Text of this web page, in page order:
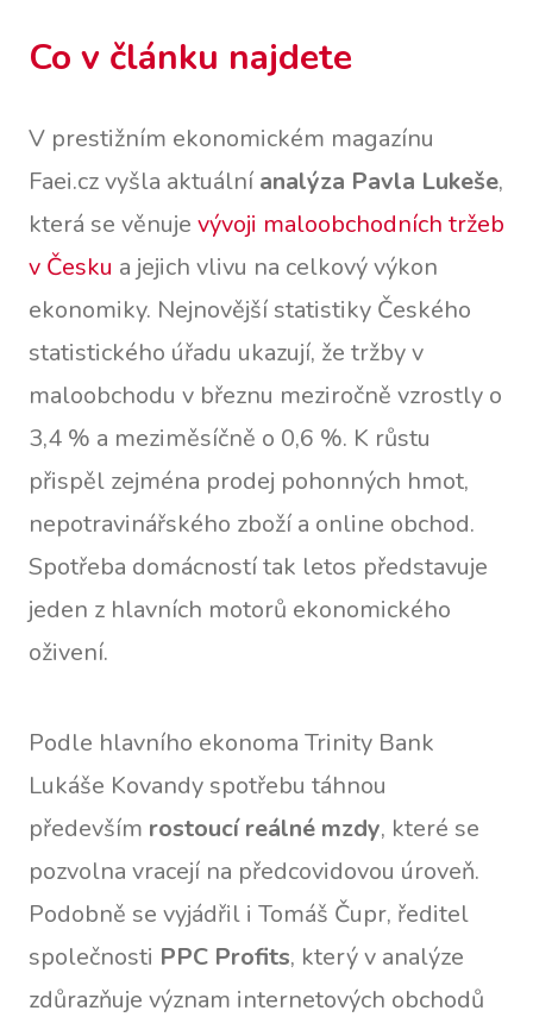
Co v článku najdete
V prestižním ekonomickém magazínu
Faei.cz vyšla aktuální analýza Pavla Lukeše,
která se věnuje vývoji maloobchodních tržeb
v Česku a jejich vlivu na celkový výkon
ekonomiky. Nejnovější statistiky Českého
statistického úřadu ukazují, že tržby v
maloobchodu v březnu meziročně vzrostly o
3,4 % a meziměsíčně o 0,6 %. K růstu
přispěl zejména prodej pohonných hmot,
nepotravinářského zboží a online obchod.
Spotřeba domácností tak letos představuje
jeden z hlavních motorů ekonomického
oživení.
Podle hlavního ekonoma Trinity Bank
Lukáše Kovandy spotřebu táhnou
především rostoucí reálné mzdy, které se
pozvolna vracejí na předcovidovou úroveň.
Podobně se vyjádřil i Tomáš Čupr, ředitel
společnosti PPC Profits, který v analýze
zdůrazňuje význam internetových obchodů